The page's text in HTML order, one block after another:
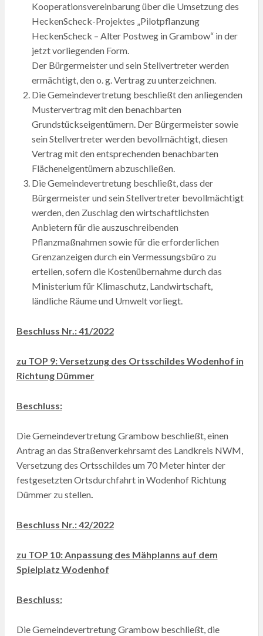
Kooperationsvereinbarung über die Umsetzung des
HeckenScheck-Projektes „Pilotpflanzung
HeckenScheck – Alter Postweg in Grambow“ in der
jetzt vorliegenden Form.
Der Bürgermeister und sein Stellvertreter werden
ermächtigt, den o. g. Vertrag zu unterzeichnen.
Die Gemeindevertretung beschließt den anliegenden
Mustervertrag mit den benachbarten
Grundstückseigentümern. Der Bürgermeister sowie
sein Stellvertreter werden bevollmächtigt, diesen
Vertrag mit den entsprechenden benachbarten
Flächeneigentümern abzuschließen.
Die Gemeindevertretung beschließt, dass der
Bürgermeister und sein Stellvertreter bevollmächtigt
werden, den Zuschlag den wirtschaftlichsten
Anbietern für die auszuschreibenden
Pflanzmaßnahmen sowie für die erforderlichen
Grenzanzeigen durch ein Vermessungsbüro zu
erteilen, sofern die Kostenübernahme durch das
Ministerium für Klimaschutz, Landwirtschaft,
ländliche Räume und Umwelt vorliegt.
Beschluss Nr.: 41/2022
zu TOP 9: Versetzung des Ortsschildes Wodenhof in
Richtung Dümmer
Beschluss:
Die Gemeindevertretung Grambow beschließt, einen
Antrag an das Straßenverkehrsamt des Landkreis NWM,
Versetzung des Ortsschildes um 70 Meter hinter der
festgesetzten Ortsdurchfahrt in Wodenhof Richtung
Dümmer zu stellen.
Beschluss Nr.: 42/2022
zu TOP 10: Anpassung des Mähplanns auf dem
Spielplatz Wodenhof
Beschluss:
Die Gemeindevertretung Grambow beschließt, die